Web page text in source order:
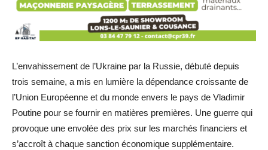
L’envahissement de l’Ukraine par la Russie, débuté depuis
trois semaine, a mis en lumière la dépendance croissante de
l’Union Européenne et du monde envers le pays de Vladimir
Poutine pour se fournir en matières premières. Une guerre qui
provoque une envolée des prix sur les marchés financiers et
s’accroît à chaque sanction économique supplémentaire.